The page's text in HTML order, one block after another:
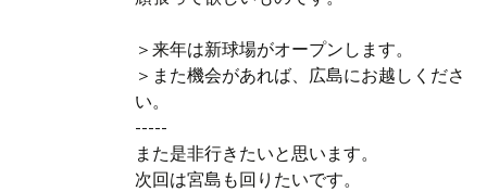
＞来年は新球場がオープンします。
＞また機会があれば、広島にお越しくださ
い。
-----
また是非行きたいと思います。
次回は宮島も回りたいです。